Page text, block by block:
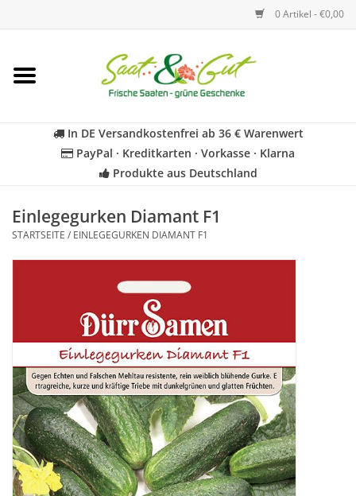
0 Artikel - €0,00
Startseite
Kräuter
Geschenkideen
Katalog
In DE Versandkostenfrei ab 36 € Warenwert
PayPal · Kreditkarten · Vorkasse · Klarna
Produkte aus Deutschland
Einlegegurken Diamant F1
STARTSEITE / EINLEGEGURKEN DIAMANT F1